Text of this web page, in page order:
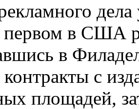
в США
в
с
площадей,